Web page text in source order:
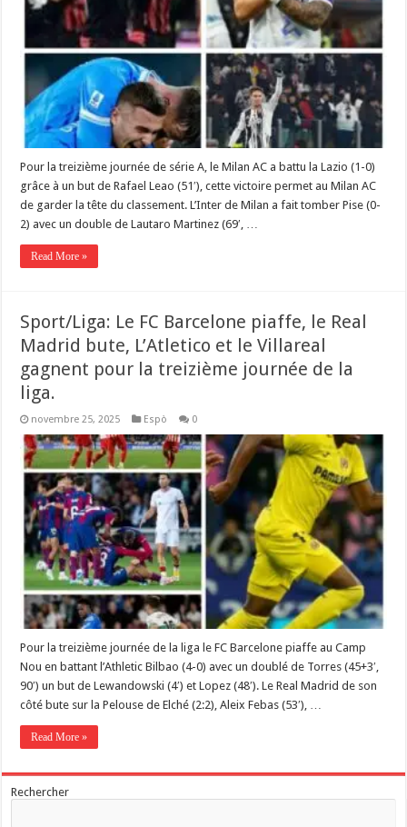
‎Pour la treizième journée de série A, le Milan AC a battu la Lazio (1-0)
grâce à un but de Rafael Leao (51′), cette victoire permet au Milan AC
de garder la tête du classement. ‎L’Inter de Milan a fait tomber Pise (0-
2) avec un double de Lautaro Martinez (69′, …
Read More »
Sport/Liga: Le FC Barcelone piaffe, le Real
Madrid bute, L’Atletico et le Villareal
gagnent pour la treizième journée de la
liga.
novembre 25, 2025 Espò 0
Pour la treizième journée de la liga le FC Barcelone piaffe au Camp
Nou en battant l’Athletic Bilbao (4-0) avec un doublé de Torres (45+3′,
90′) un but de Lewandowski (4′) et Lopez (48′). Le Real Madrid de son
côté bute sur la Pelouse de Elché (2:2), Aleix Febas (53′), …
Read More »
Rechercher